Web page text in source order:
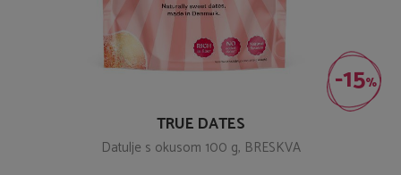
-15%
TRUE DATES
Datulje s okusom 100 g, BRESKVA